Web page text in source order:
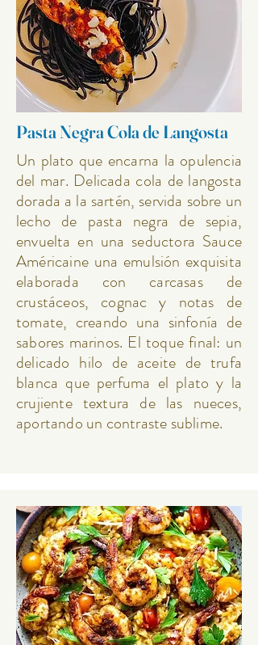
Pasta Negra Cola de Langosta
Un plato que encarna la opulencia
del mar. Delicada cola de langosta
dorada a la sartén, servida sobre un
lecho de pasta negra de sepia,
envuelta en una seductora Sauce
Américaine una emulsión exquisita
elaborada con carcasas de
crustáceos, cognac y notas de
tomate, creando una sinfoní­a de
sabores marinos. El toque final: un
delicado hilo de aceite de trufa
blanca que perfuma el plato y la
crujiente textura de las nueces,
aportando un contraste sublime.